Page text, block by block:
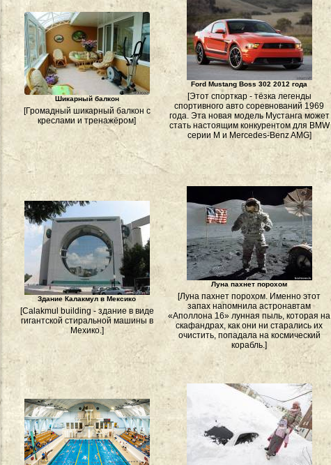
Шикарный балкон
[Громадный шикарный балкон с
креслами и тренажёром]
Ford Mustang Boss 302 2012 года
[Этот спорткар - тёзка легенды
спортивного авто соревнований 1969
года. Эта новая модель Мустанга может
стать настоящим конкурентом для BMW
серии M и Mercedes-Benz AMG]
Здание Калакмул в Мексико
[Calakmul building - здание в виде
гигантской стиральной машины в
Мехико.]
Луна пахнет порохом
[Луна пахнет порохом. Именно этот
запах напомнила астронавтам
«Аполлона 16» лунная пыль, которая на
скафандрах, как они ни старались их
очистить, попадала на космический
корабль.]